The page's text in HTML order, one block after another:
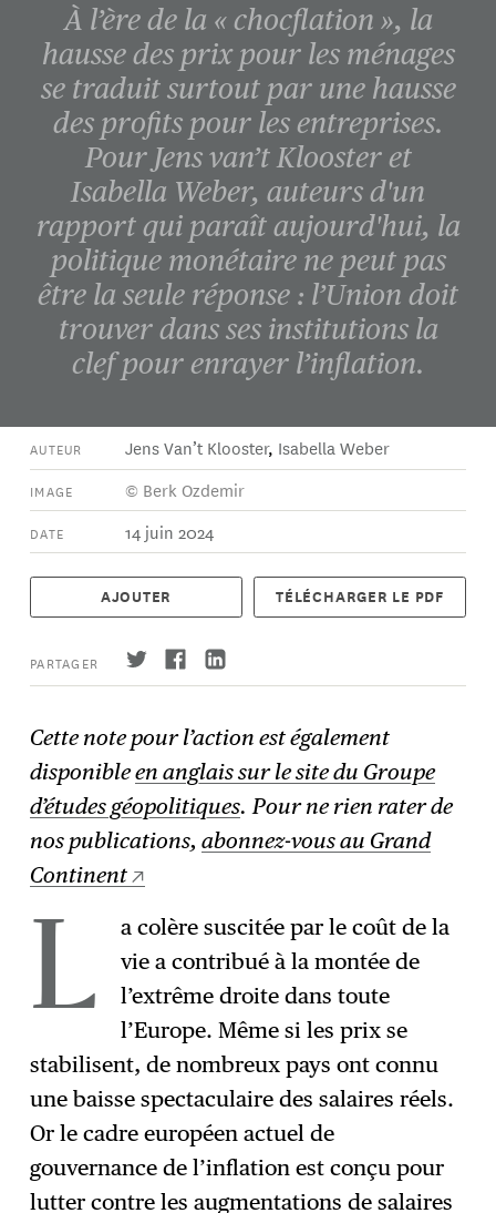
À l’ère de la « chocflation », la
hausse des prix pour les ménages
se traduit surtout par une hausse
des profits pour les entreprises.
Pour Jens van’t Klooster et
Isabella Weber, auteurs d'un
rapport qui paraît aujourd'hui, la
politique monétaire ne peut pas
être la seule réponse : l’Union doit
trouver dans ses institutions la
clef pour enrayer l’inflation.
AUTEUR Jens Van’t Klooster, Isabella Weber
IMAGE © Berk Ozdemir
DATE 14 juin 2024
AJOUTER TÉLÉCHARGER LE PDF
PARTAGER
→ S'abonner
Cette note pour l’action est également
disponibleen anglais sur le site du Groupe
d’études géopolitiques. Pour ne rien rater de
nos publications,abonnez-vous au Grand
Continent
L
a colère suscitée par le coût de la
vie a contribué à la montée de
l’extrême droite dans toute
l’Europe. Même si les prix se
stabilisent, de nombreux pays ont connu
une baisse spectaculaire des salaires réels.
Or le cadre européen actuel de
gouvernance de l’inflation est conçu pour
lutter contre les augmentations de salaires